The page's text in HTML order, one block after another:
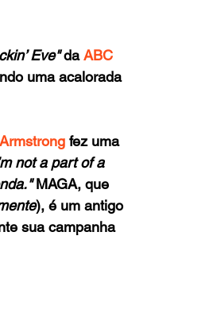
Eve" da ABC
uma acalorada
fez uma
not a part of a
MAGA, que
), é um antigo
sua campanha